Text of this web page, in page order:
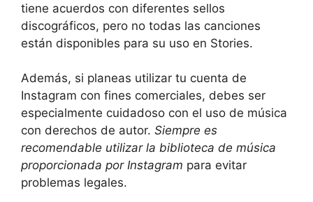
tiene acuerdos con diferentes sellos
discográficos, pero no todas las canciones
están disponibles para su uso en Stories.
Además, si planeas utilizar tu cuenta de
Instagram con fines comerciales, debes ser
especialmente cuidadoso con el uso de música
con derechos de autor. Siempre es
recomendable utilizar la biblioteca de música
proporcionada por Instagram para evitar
problemas legales.